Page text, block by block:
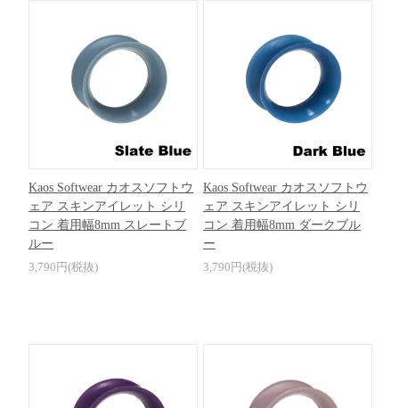
Kaos Softwear カオスソフトウ
ェア スキンアイレット シリ
コン 着用幅8mm スレートブ
ルー
3,790円(税抜)
Kaos Softwear カオスソフトウ
ェア スキンアイレット シリ
コン 着用幅8mm ダークブル
ー
3,790円(税抜)